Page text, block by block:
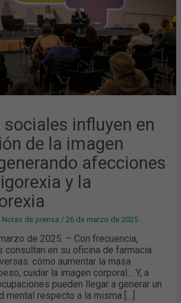
sociales influyen en
de la imagen
afecciones
y la
Notas de prensa /26 de marzo de 2025
de 2025. – Con frecuencia,
consultan en su oficina de farmacia
cómo aumentar la masa
cuidar la imagen corporal… Y, a
pueden llegar a generar un
mental respecto a la misma […]